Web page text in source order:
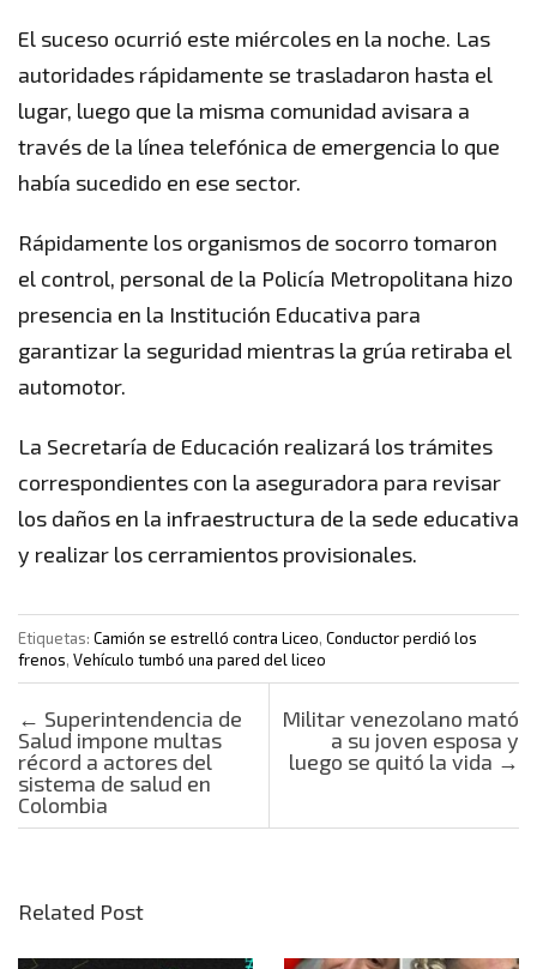
El suceso ocurrió este miércoles en la noche. Las
autoridades rápidamente se trasladaron hasta el
lugar, luego que la misma comunidad avisara a
través de la línea telefónica de emergencia lo que
había sucedido en ese sector.
Rápidamente los organismos de socorro tomaron
el control, personal de la Policía Metropolitana hizo
presencia en la Institución Educativa para
garantizar la seguridad mientras la grúa retiraba el
automotor.
La Secretaría de Educación realizará los trámites
correspondientes con la aseguradora para revisar
los daños en la infraestructura de la sede educativa
y realizar los cerramientos provisionales.
Etiquetas: Camión se estrelló contra Liceo, Conductor perdió los
frenos, Vehículo tumbó una pared del liceo
Post navigation
← Superintendencia de
Salud impone multas
récord a actores del
sistema de salud en
Colombia
Militar venezolano mató
a su joven esposa y
luego se quitó la vida →
Related Post